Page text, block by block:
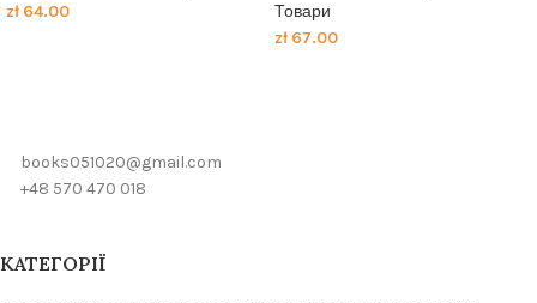
zł 64.00
Товари
zł 67.00
books051020@gmail.com
+48 570 470 018
КАТЕГОРІЇ